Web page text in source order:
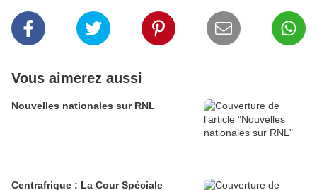
Vous aimerez aussi
Nouvelles nationales sur RNL
Centrafrique : La Cour Spéciale